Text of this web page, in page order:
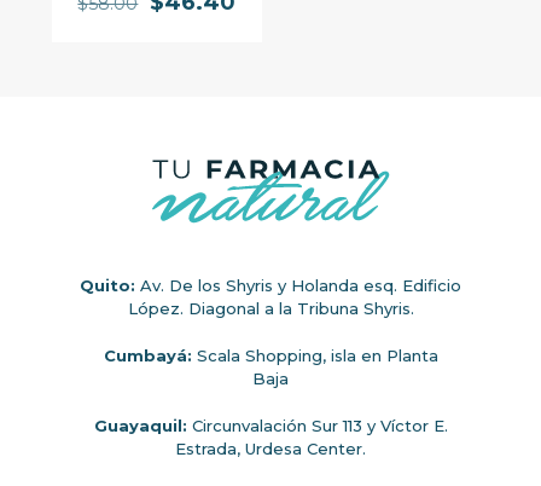
Quito: Av. De los Shyris y Holanda esq. Edificio
López. Diagonal a la Tribuna Shyris.
Cumbayá: Scala Shopping, isla en Planta
Baja
Guayaquil: Circunvalación Sur 113 y Víctor E.
Estrada, Urdesa Center.